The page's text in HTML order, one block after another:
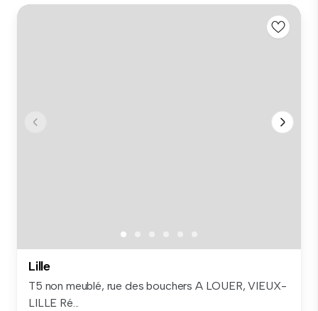
Lille
T5 non meublé, rue des bouchers A LOUER, VIEUX-
LILLE Ré...